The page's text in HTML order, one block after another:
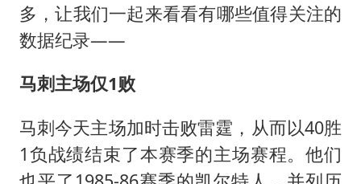
男子结婚8年3个女儿都不是亲生
手机真会“偷听”我们说话吗
加沙约14万栋建筑被完全摧毁
多，让我们一起来看看有哪些值得关注的
数据纪录——
马刺主场仅1败
马刺今天主场加时击败雷霆，从而以40胜
1负战绩结束了本赛季的主场赛程。他们